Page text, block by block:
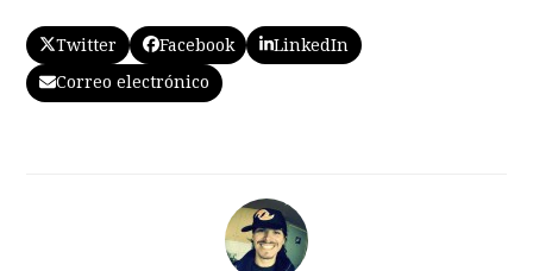
Twitter Facebook
LinkedIn
Correo electrónico